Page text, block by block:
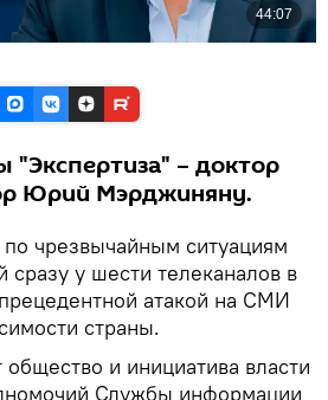
"Экспертиза" – доктор
Юрий Мэрджиняну.
чрезвычайным ситуациям
сразу у шести телеканалов в
атакой на СМИ
страны.
и инициатива власти
Службы информации